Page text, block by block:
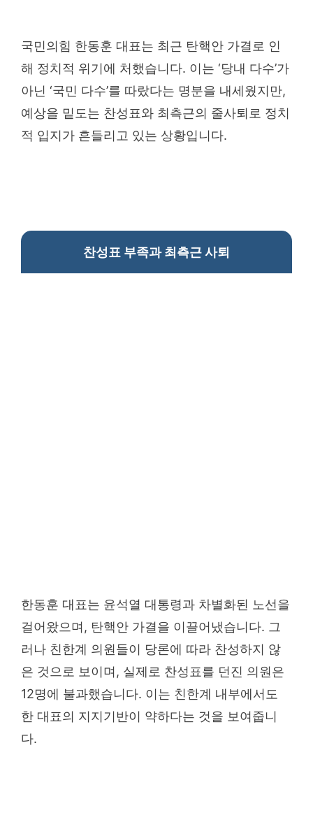
국민의힘 한동훈 대표는 최근 탄핵안 가결로 인
해 정치적 위기에 처했습니다. 이는 ‘당내 다수’가
아닌 ‘국민 다수’를 따랐다는 명분을 내세웠지만,
예상을 밑도는 찬성표와 최측근의 줄사퇴로 정치
적 입지가 흔들리고 있는 상황입니다.
찬성표 부족과 최측근 사퇴
한동훈 대표는 윤석열 대통령과 차별화된 노선을
걸어왔으며, 탄핵안 가결을 이끌어냈습니다. 그
러나 친한계 의원들이 당론에 따라 찬성하지 않
은 것으로 보이며, 실제로 찬성표를 던진 의원은
12명에 불과했습니다. 이는 친한계 내부에서도
한 대표의 지지기반이 약하다는 것을 보여줍니
다.